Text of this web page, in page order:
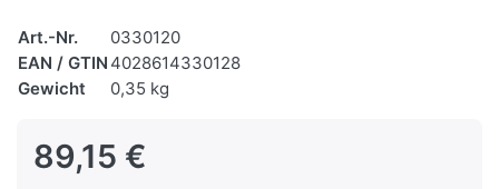
Art.-Nr.
0330120
EAN / GTIN 4028614330128
Gewicht
0,35 kg
89,15 €